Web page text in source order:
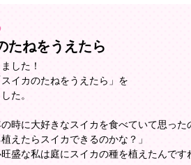
たねをうえたら
した！
イカのたねをうえたら」を
た。
時に大好きなスイカを食べていて思った
植えたらスイカできるのかな？」
盛な私は庭にスイカの種を植えたんです